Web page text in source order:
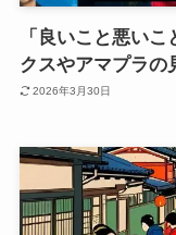
「良いこと悪い
クスやアマプラの
2026年3月30日